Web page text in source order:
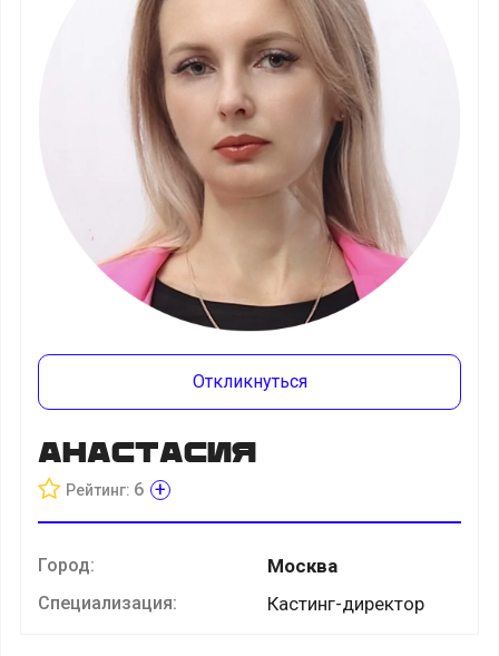
Откликнуться
Анастасия
Рейтинг: 6 +
Город: Москва
Специализация: Кастинг-директор